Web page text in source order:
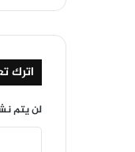
اترك
لن يتم